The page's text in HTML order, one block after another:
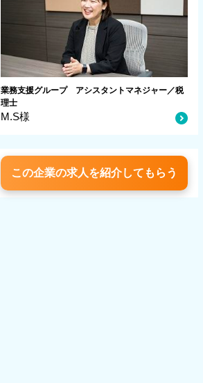
業務支援グループ アシスタントマネジャー／税
理士
M.S様
この企業の求人を紹介してもらう